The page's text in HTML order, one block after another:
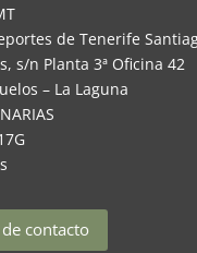
de Tenerife
s/n Planta 3ª Oficina 42
– La Laguna
contacto